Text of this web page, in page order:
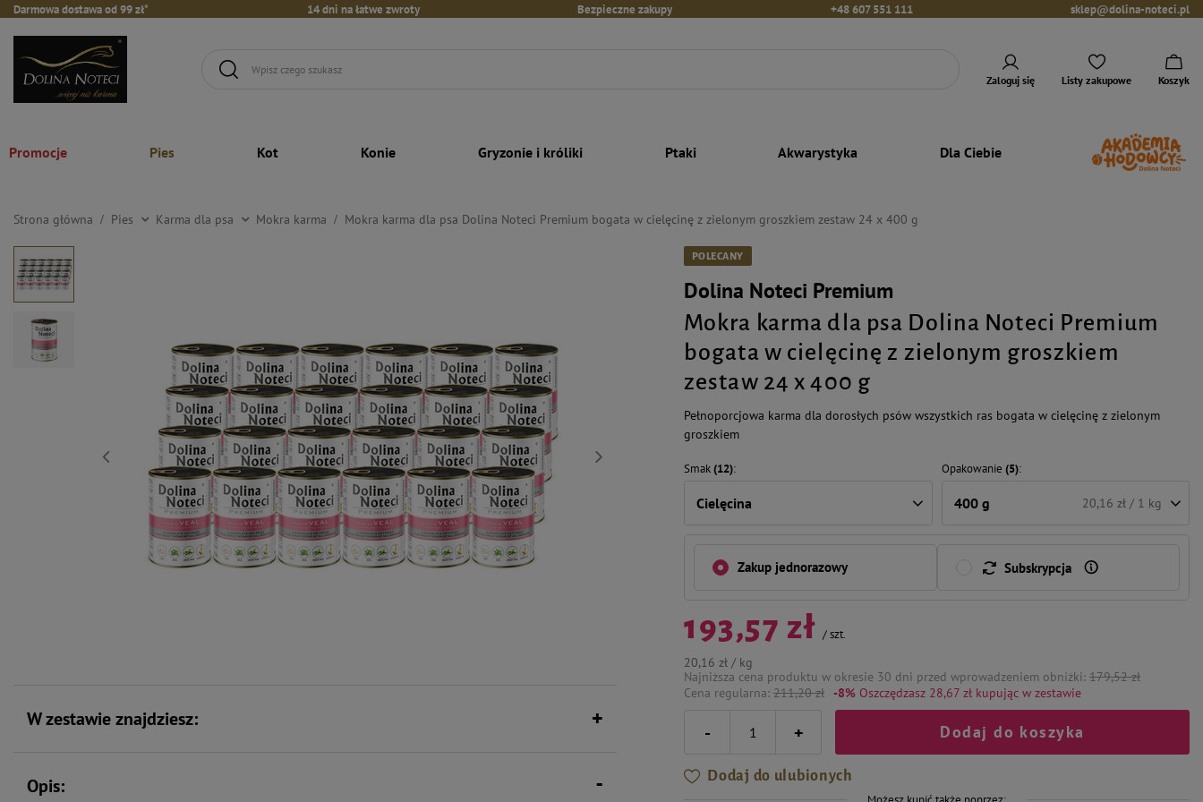
Darmowa dostawa od 99 zł* 14 dni na łatwe zwroty Bezpieczne zakupy +48 607 551 111 sklep@dolina-noteci.pl
Zaloguj się Listy zakupowe Koszyk
Promocje Pies Kot Konie Gryzonie i króliki Ptaki Akwarystyka Dla Ciebie
Strona główna Pies Karma dla psa Mokra karma Mokra karma dla psa Dolina Noteci Premium bogata w cielęcinę z zielonym groszkiem zestaw 24 x 400 g
POLECANY
Dolina Noteci Premium
Mokra karma dla psa Dolina Noteci Premium
bogata w cielęcinę z zielonym groszkiem
zestaw 24 x 400 g
Pełnoporcjowa karma dla dorosłych psów wszystkich ras bogata w cielęcinę z zielonym
groszkiem
Smak(12)
Cielęcina
Opakowanie (5)
400 g 20,16 zł / 1 kg
Zakup jednorazowy Subskrypcja
193,57 zł /szt.
20,16 zł / kg
Najniższa cena produktu w okresie 30 dni przed wprowadzeniem obniżki: 179,52 zł
Cena regularna: 211,20 zł -8% Oszczędzasz 28,67 zł kupując w zestawie
- + Dodaj do koszyka
Dodaj do ulubionych
W zestawie znajdziesz:
Opis: